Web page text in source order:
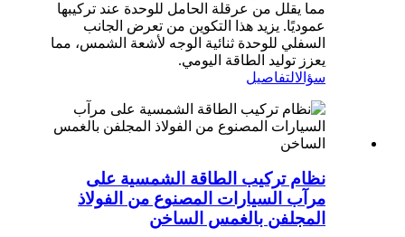
مما يقلل من عرقلة الحامل للوحدة عند تركيبها
عموديًا. يزيد هذا التكوين من تعرض الجانب
السفلي للوحدة ثنائية الوجه لأشعة الشمس، مما
يعزز توليد الطاقة اليومي.
سؤالالتفاصيل
نظام تركيب الطاقة الشمسية على
مرآب السيارات المصنوع من الفولاذ
المجلفن بالغمس الساخن